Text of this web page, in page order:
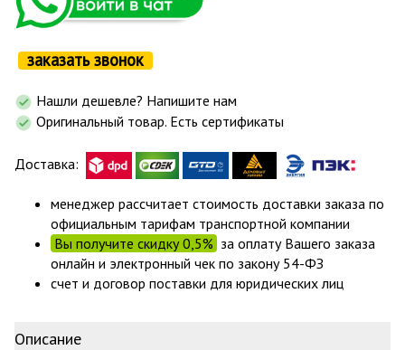
заказать звонок
Нашли дешевле? Напишите нам
Оригинальный товар. Есть сертификаты
Доставка:
менеджер рассчитает стоимость доставки заказа по
официальным тарифам транспортной компании
Вы получите скидку 0,5% за оплату Вашего заказа
онлайн и электронный чек по закону 54-ФЗ
счет и договор поставки для юридических лиц
Описание